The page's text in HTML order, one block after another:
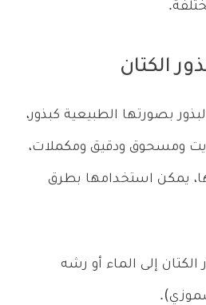
الكتان
بصورتها الطبيعية كبذور،
ومسحوق ودقيق ومكملات،
يمكن استخدامها بطرق
إلى الماء أو رشه